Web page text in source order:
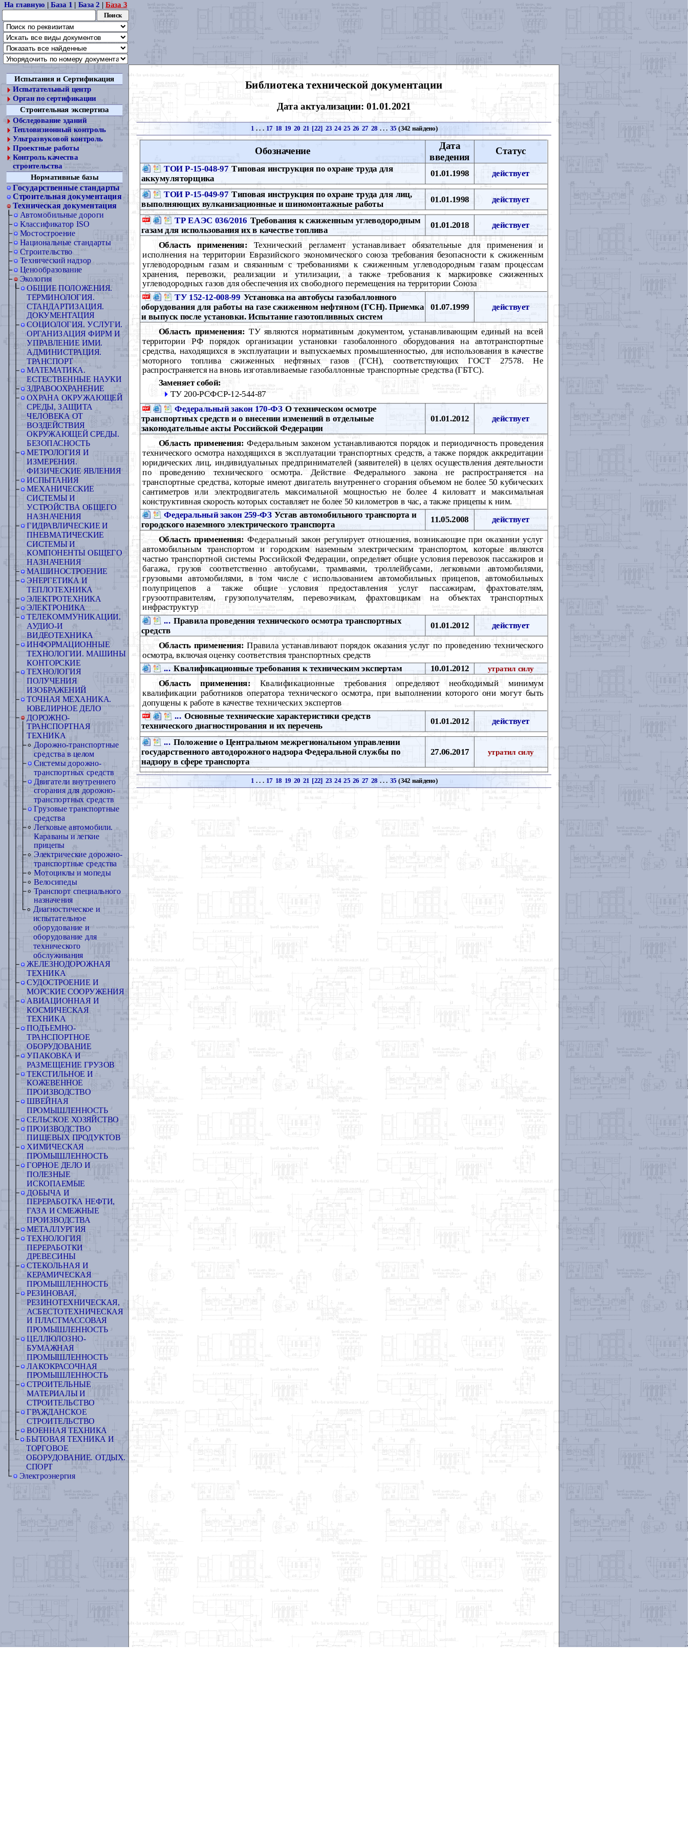
На главную |База 1 | База 2 |База 3
Испытания и Сертификация
Испытательный центр
Орган по сертификации
Строительная экспертиза
Обследование зданий
Тепловизионный контроль
Ультразвуковой контроль
Проектные работы
Контроль качества
строительства
Нормативные базы
Государственные стандарты
Строительная документация
Техническая документация
Автомобильные дороги
Классификатор ISO
Мостостроение
Национальные стандарты
Строительство
Технический надзор
Ценообразование
Экология
ОБЩИЕ ПОЛОЖЕНИЯ.
ТЕРМИНОЛОГИЯ.
СТАНДАРТИЗАЦИЯ.
ДОКУМЕНТАЦИЯ
СОЦИОЛОГИЯ. УСЛУГИ.
ОРГАНИЗАЦИЯ ФИРМ И
УПРАВЛЕНИЕ ИМИ.
АДМИНИСТРАЦИЯ.
ТРАНСПОРТ
МАТЕМАТИКА.
ЕСТЕСТВЕННЫЕ НАУКИ
ЗДРАВООХРАНЕНИЕ
ОХРАНА ОКРУЖАЮЩЕЙ
СРЕДЫ, ЗАЩИТА
ЧЕЛОВЕКА ОТ
ВОЗДЕЙСТВИЯ
ОКРУЖАЮЩЕЙ СРЕДЫ.
БЕЗОПАСНОСТЬ
МЕТРОЛОГИЯ И
ИЗМЕРЕНИЯ.
ФИЗИЧЕСКИЕ ЯВЛЕНИЯ
ИСПЫТАНИЯ
МЕХАНИЧЕСКИЕ
СИСТЕМЫ И
УСТРОЙСТВА ОБЩЕГО
НАЗНАЧЕНИЯ
ГИДРАВЛИЧЕСКИЕ И
ПНЕВМАТИЧЕСКИЕ
СИСТЕМЫ И
КОМПОНЕНТЫ ОБЩЕГО
НАЗНАЧЕНИЯ
МАШИНОСТРОЕНИЕ
ЭНЕРГЕТИКА И
ТЕПЛОТЕХНИКА
ЭЛЕКТРОТЕХНИКА
ЭЛЕКТРОНИКА
ТЕЛЕКОММУНИКАЦИИ.
АУДИО-И
ВИДЕОТЕХНИКА
ИНФОРМАЦИОННЫЕ
ТЕХНОЛОГИИ. МАШИНЫ
КОНТОРСКИЕ
ТЕХНОЛОГИЯ
ПОЛУЧЕНИЯ
ИЗОБРАЖЕНИЙ
ТОЧНАЯ МЕХАНИКА.
ЮВЕЛИРНОЕ ДЕЛО
ДОРОЖНО-
ТРАНСПОРТНАЯ
ТЕХНИКА
Дорожно-транспортные
средства в целом
Системы дорожно-
транспортных средств
Двигатели внутреннего
сгорания для дорожно-
транспортных средств
Грузовые транспортные
средства
Легковые автомобили.
Караваны и легкие
прицепы
Электрические дорожно-
транспортные средства
Мотоциклы и мопеды
Велосипеды
Транспорт специального
назначения
Диагностическое и
испытательное
оборудование и
оборудование для
технического
обслуживания
ЖЕЛЕЗНОДОРОЖНАЯ
ТЕХНИКА
СУДОСТРОЕНИЕ И
МОРСКИЕ СООРУЖЕНИЯ
АВИАЦИОННАЯ И
КОСМИЧЕСКАЯ
ТЕХНИКА
ПОДЪЕМНО-
ТРАНСПОРТНОЕ
ОБОРУДОВАНИЕ
УПАКОВКА И
РАЗМЕЩЕНИЕ ГРУЗОВ
ТЕКСТИЛЬНОЕ И
КОЖЕВЕННОЕ
ПРОИЗВОДСТВО
ШВЕЙНАЯ
ПРОМЫШЛЕННОСТЬ
СЕЛЬСКОЕ ХОЗЯЙСТВО
ПРОИЗВОДСТВО
ПИЩЕВЫХ ПРОДУКТОВ
ХИМИЧЕСКАЯ
ПРОМЫШЛЕННОСТЬ
ГОРНОЕ ДЕЛО И
ПОЛЕЗНЫЕ
ИСКОПАЕМЫЕ
ДОБЫЧА И
ПЕРЕРАБОТКА НЕФТИ,
ГАЗА И СМЕЖНЫЕ
ПРОИЗВОДСТВА
МЕТАЛЛУРГИЯ
ТЕХНОЛОГИЯ
ПЕРЕРАБОТКИ
ДРЕВЕСИНЫ
СТЕКОЛЬНАЯ И
КЕРАМИЧЕСКАЯ
ПРОМЫШЛЕННОСТЬ
РЕЗИНОВАЯ,
РЕЗИНОТЕХНИЧЕСКАЯ,
АСБЕСТОТЕХНИЧЕСКАЯ
И ПЛАСТМАССОВАЯ
ПРОМЫШЛЕННОСТЬ
ЦЕЛЛЮЛОЗНО-
БУМАЖНАЯ
ПРОМЫШЛЕННОСТЬ
ЛАКОКРАСОЧНАЯ
ПРОМЫШЛЕННОСТЬ
СТРОИТЕЛЬНЫЕ
МАТЕРИАЛЫ И
СТРОИТЕЛЬСТВО
ГРАЖДАНСКОЕ
СТРОИТЕЛЬСТВО
ВОЕННАЯ ТЕХНИКА
БЫТОВАЯ ТЕХНИКА И
ТОРГОВОЕ
ОБОРУДОВАНИЕ. ОТДЫХ.
СПОРТ
Электроэнергия
Библиотека технической документации
Дата актуализации: 01.01.2021
1 . . . 17 18 19 20 21 [22] 23 24 25 26 27 28 . . . 35 (342 найдено)
Обозначение
Дата
введения
Статус
ТОИ Р-15-048-97 Типовая инструкция по охране труда для
аккумуляторщика
01.01.1998 действует
ТОИ Р-15-049-97 Типовая инструкция по охране труда для лиц,
выполняющих вулканизационные и шиномонтажные работы
01.01.1998 действует
ТР ЕАЭС 036/2016 Требования к сжиженным углеводородным
газам для использования их в качестве топлива
01.01.2018 действует
Область применения:Технический регламент устанавливает обязательные для применения и
исполнения на территории Евразийского экономического союза требования безопасности к сжиженным
углеводородным газам и связанным с требованиями к сжиженным углеводородным газам процессам
хранения, перевозки, реализации и утилизации, а также требования к маркировке сжиженных
углеводородных газов для обеспечения их свободного перемещения на территории Союза
ТУ 152-12-008-99 Установка на автобусы газобаллонного
оборудования для работы на газе сжиженном нефтяном (ГСН). Приемка
и выпуск после установки. Испытание газотопливных систем
01.07.1999 действует
Область применения: ТУ являются нормативным документом, устанавливающим единый на всей
территории РФ порядок организации установки газобалонного оборудования на автотранспортные
средства, находящихся в эксплуатации и выпускаемых промышленностью, для использования в качестве
моторного топлива сжиженных нефтяных газов (ГСН), соответствующих ГОСТ 27578. Не
распространяется на вновь изготавливаемые газобаллонные транспортные средства (ГБТС).
Заменяет собой:
ТУ 200-РСФСР-12-544-87
Федеральный закон 170-ФЗ О техническом осмотре
транспортных средств и о внесении изменений в отдельные
законодательные акты Российской Федерации
01.01.2012 действует
Область применения: Федеральным законом устанавливаются порядок и периодичность проведения
технического осмотра находящихся в эксплуатации транспортных средств, а также порядок аккредитации
юридических лиц, индивидуальных предпринимателей (заявителей) в целях осуществления деятельности
по проведению технического осмотра. Действие Федерального закона не распространяется на
транспортные средства, которые имеют двигатель внутреннего сгорания объемом не более 50 кубических
сантиметров или электродвигатель максимальной мощностью не более 4 киловатт и максимальная
конструктивная скорость которых составляет не более 50 километров в час, а также прицепы к ним.
Федеральный закон 259-ФЗ Устав автомобильного транспорта и
городского наземного электрического транспорта
11.05.2008 действует
Область применения: Федеральный закон регулирует отношения, возникающие при оказании услуг
автомобильным транспортом и городским наземным электрическим транспортом, которые являются
частью транспортной системы Российской Федерации, определяет общие условия перевозок пассажиров и
багажа, грузов соответственно автобусами, трамваями, троллейбусами, легковыми автомобилями,
грузовыми автомобилями, в том числе с использованием автомобильных прицепов, автомобильных
полуприцепов а также общие условия предоставления услуг пассажирам, фрахтователям,
грузоотправителям, грузополучателям, перевозчикам, фрахтовщикам на объектах транспортных
инфраструктур
... Правила проведения технического осмотра транспортных
средств
01.01.2012 действует
Область применения: Правила устанавливают порядок оказания услуг по проведению технического
осмотра, включая оценку соответствия транспортных средств
... Квалификационные требования к техническим экспертам 10.01.2012 утратил силу
Область применения:Квалификационные требования определяют необходимый минимум
квалификации работников оператора технического осмотра, при выполнении которого они могут быть
допущены к работе в качестве технических экспертов
... Основные технические характеристики средств
технического диагностирования и их перечень
01.01.2012 действует
... Положение о Центральном межрегиональном управлении
государственного автодорожного надзора Федеральной службы по
надзору в сфере транспорта
27.06.2017 утратил силу
1 . . . 17 18 19 20 21 [22] 23 24 25 26 27 28 . . . 35 (342 найдено)